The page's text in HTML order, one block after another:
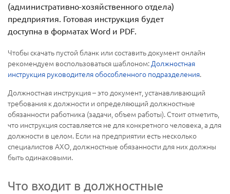
(административно-хозяйственного отдела)
предприятия. Готовая инструкция будет
доступна в форматах Word и PDF.
Чтобы скачать пустой бланк или составить документ онлайн
рекомендуем воспользоваться шаблоном:Должностная
инструкция руководителя обособленного подразделения.
Должностная инструкция – это документ, устанавливающий
требования к должности и определяющий должностные
обязанности работника (задачи, объем работы). Стоит отметить,
что инструкция составляется не для конкретного человека, а для
должности в целом. Если на предприятии есть несколько
специалистов АХО, должностные обязанности для них должны
быть одинаковыми.
Что входит в должностные